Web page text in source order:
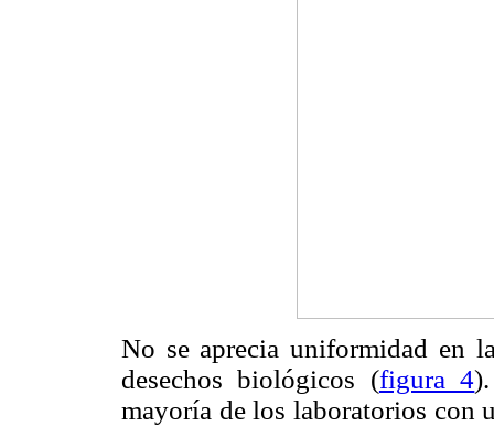
No se aprecia uniformidad en
desechos biológicos (figura 4
mayoría de los laboratorios con